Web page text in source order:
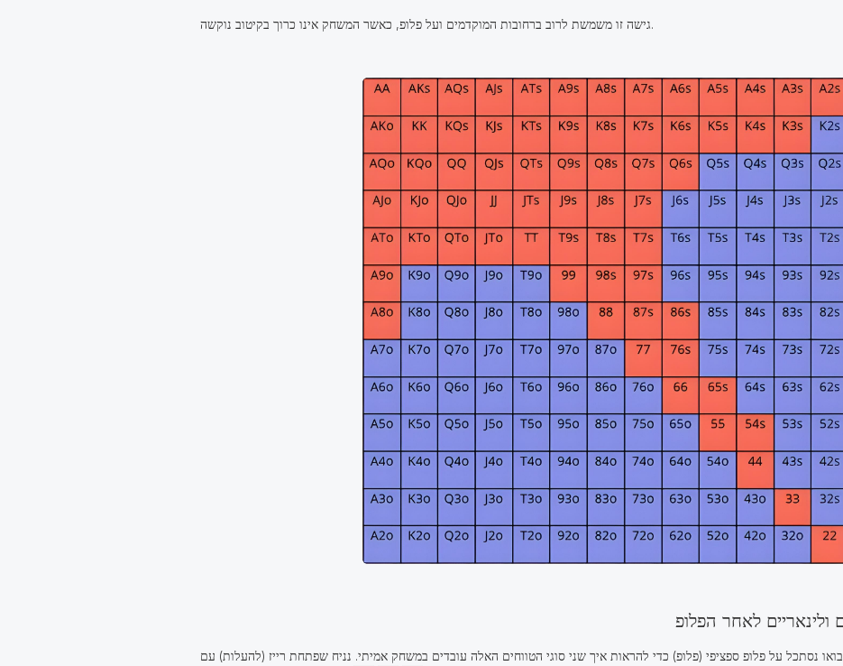
גישה זו משמשת לרוב ברחובות המוקדמים ועל פלופ, כאשר המשחק אינו כרוך בקיטוב נוקשה.
בואו נסתכל על פלופ ספציפי (פלופ) כדי להראות איך שני סוגי הטווחים האלה עובדים במשחק אמיתי. נניח שפתחת רייז (להעלות) עם CO עם ריינג' (טווח), כמו בדוגמה